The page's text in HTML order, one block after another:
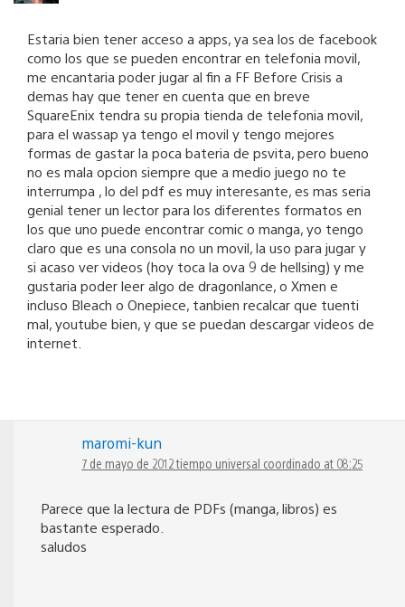
Estaria bien tener acceso a apps, ya sea los de facebook
como los que se pueden encontrar en telefonia movil,
me encantaria poder jugar al fin a FF Before Crisis a
demas hay que tener en cuenta que en breve
SquareEnix tendra su propia tienda de telefonia movil,
para el wassap ya tengo el movil y tengo mejores
formas de gastar la poca bateria de psvita, pero bueno
no es mala opcion siempre que a medio juego no te
interrumpa , lo del pdf es muy interesante, es mas seria
genial tener un lector para los diferentes formatos en
los que uno puede encontrar comic o manga, yo tengo
claro que es una consola no un movil, la uso para jugar y
si acaso ver videos (hoy toca la ova 9 de hellsing) y me
gustaria poder leer algo de dragonlance, o Xmen e
incluso Bleach o Onepiece, tanbien recalcar que tuenti
mal, youtube bien, y que se puedan descargar videos de
internet.
maromi-kun
7 de mayo de 2012 tiempo universal coordinado at 08:25
Parece que la lectura de PDFs (manga, libros) es
bastante esperado.
saludos